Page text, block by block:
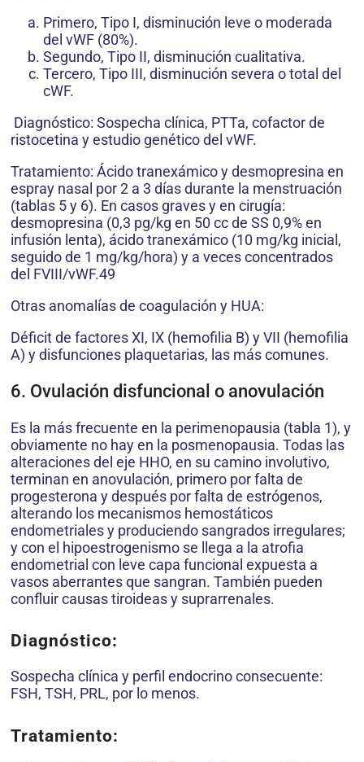
Primero, Tipo I, disminución leve o moderada
del vWF (80%).
Segundo, Tipo II, disminución cualitativa.
Tercero, Tipo III, disminución severa o total del
cWF.
Diagnóstico: Sospecha clínica, PTTa, cofactor de
ristocetina y estudio genético del vWF.
Tratamiento: Ácido tranexámico y desmopresina en
espray nasal por 2 a 3 días durante la menstruación
(tablas 5 y 6). En casos graves y en cirugía:
desmopresina (0,3 pg/kg en 50 cc de SS 0,9% en
infusión lenta), ácido tranexámico (10 mg/kg inicial,
seguido de 1 mg/kg/hora) y a veces concentrados
del FVIII/vWF.49
Otras anomalías de coagulación y HUA:
Déficit de factores XI, IX (hemofilia B) y VII (hemofilia
A) y disfunciones plaquetarias, las más comunes.
6. Ovulación disfuncional o anovulación
Es la más frecuente en la perimenopausia (tabla 1), y
obviamente no hay en la posmenopausia. Todas las
alteraciones del eje HHO, en su camino involutivo,
terminan en anovulación, primero por falta de
progesterona y después por falta de estrógenos,
alterando los mecanismos hemostáticos
endometriales y produciendo sangrados irregulares;
y con el hipoestrogenismo se llega a la atrofia
endometrial con leve capa funcional expuesta a
vasos aberrantes que sangran. También pueden
confluir causas tiroideas y suprarrenales.
Diagnóstico:
Sospecha clínica y perfil endocrino consecuente:
FSH, TSH, PRL, por lo menos.
Tratamiento: